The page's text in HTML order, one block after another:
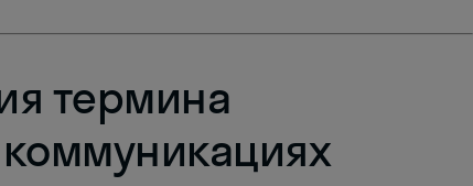
термина